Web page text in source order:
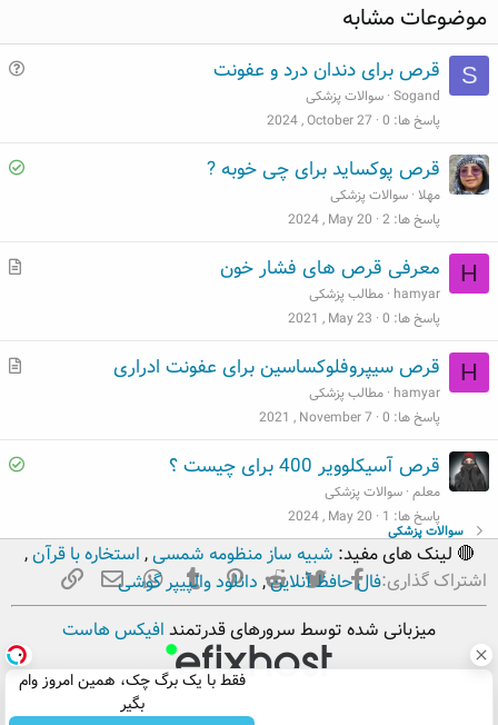
فقط با یک برگ چک، همین امروز وام
بگیر
n
s
موضوعات مشابه
S قرص برای دندان درد و عفونت
Sogand سوالات پزشکی
پاسخ ها 0
2024 , October 27
S
e
قرص پوکساید برای چی خوبه ?
مهلا سوالات پزشکی
پاسخ ها 2
2024 , May 20
H
م
معرفی قرص های فشار خون
hamyar مطالب پزشکی
پاسخ ها 0
2021 , May 23
H
م
قرص سیپروفلوکساسین برای عفونت ادراری
hamyar مطالب پزشکی
پاسخ ها 0
2021 , November 7
S
v
قرص آسیکلوویر 400 برای چیست ؟
معلم سوالات پزشکی
پاسخ ها 1
2024 , May 20
اشتراک گذاری: فیسبوکتویتر Reddit
Pinterest
Tumblr
WhatsApp
ایمیل
سوالات پزشکی
🔴 لینک های مفید: شبیه ساز منظومه شمسی, استخاره با قرآن,
فال حافظ آنلاین, دانلود والپیپر گوشی
میزبانی شده توسط سرورهای قدرتمند افیکس هاست